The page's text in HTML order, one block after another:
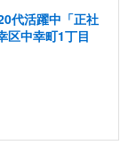
代活躍中「正社
区中幸町1丁目